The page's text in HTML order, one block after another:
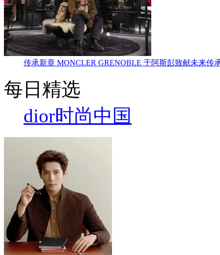
传承新章 MONCLER GRENOBLE 于阿斯彭致献未来传
每日精选
dior时尚中国